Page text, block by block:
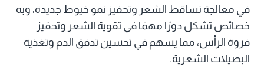
في معالجة تساقط الشعر وتحفيز نمو خيوط جديدة، وبه
خصائص تشكل دورًا مهمًا في تقوية الشعر وتحفيز
فروة الرأس، مما يسهم في تحسين تدفق الدم وتغذية
البصيلات الشعرية.